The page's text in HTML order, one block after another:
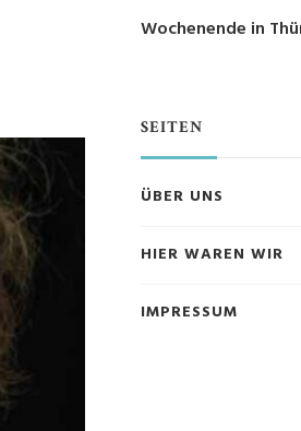
Wochenende in
SEITEN
ÜBER UNS
HIER WAREN WIR
IMPRESSUM